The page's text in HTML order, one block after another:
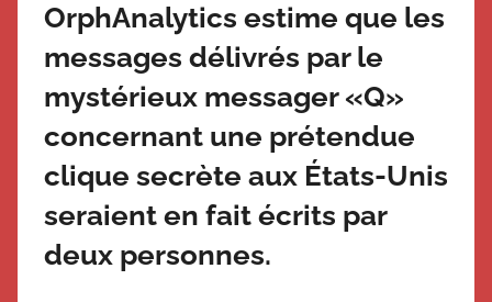
OrphAnalytics estime que les
messages délivrés par le
mystérieux messager «Q»
concernant une prétendue
clique secrète aux États-Unis
seraient en fait écrits par
deux personnes.